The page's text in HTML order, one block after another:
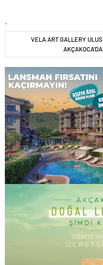
VELA ART GALLERY